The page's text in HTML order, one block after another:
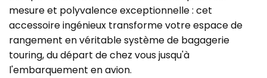
mesure et polyvalence exceptionnelle : cet
accessoire ingénieux transforme votre espace de
rangement en véritable système de bagagerie
touring, du départ de chez vous jusqu'à
l'embarquement en avion.